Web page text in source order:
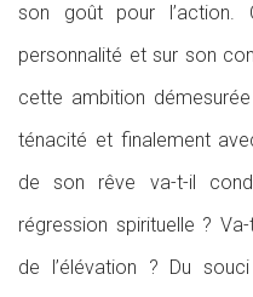
son goût pour l’action.
personnalité et sur son
cette ambition
ténacité et finalement
de son rêve va-t-il
régression spirituelle ?
de l’élévation ? Du